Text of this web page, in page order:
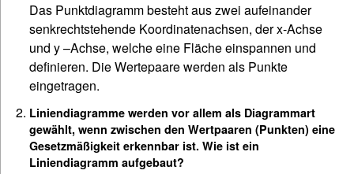
Das Punktdiagramm besteht aus zwei aufeinander
senkrechtstehende Koordinatenachsen, der x-Achse
und y –Achse, welche eine Fläche einspannen und
definieren. Die Wertepaare werden als Punkte
eingetragen.
Liniendiagramme werden vor allem als Diagrammart
gewählt, wenn zwischen den Wertpaaren (Punkten) eine
Gesetzmäßigkeit erkennbar ist. Wie ist ein
Liniendiagramm aufgebaut?